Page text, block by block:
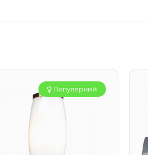
Популярний